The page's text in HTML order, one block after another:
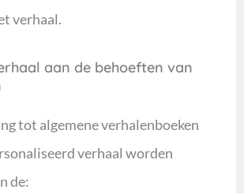
verhaal.
aan de behoeften van
tot algemene verhalenboeken
verhaal worden
de: